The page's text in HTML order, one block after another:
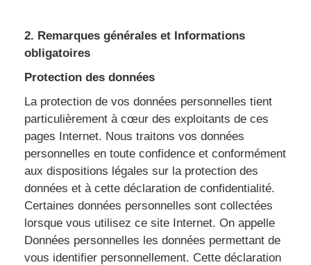
2. Remarques générales et Informations
obligatoires
Protection des données
La protection de vos données personnelles tient
particulièrement à cœur des exploitants de ces
pages Internet. Nous traitons vos données
personnelles en toute confidence et conformément
aux dispositions légales sur la protection des
données et à cette déclaration de confidentialité.
Certaines données personnelles sont collectées
lorsque vous utilisez ce site Internet. On appelle
Données personnelles les données permettant de
vous identifier personnellement. Cette déclaration